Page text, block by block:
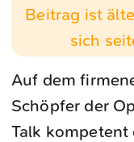
Beitrag ist
sich
Auf dem
Schöpfer der
Talk